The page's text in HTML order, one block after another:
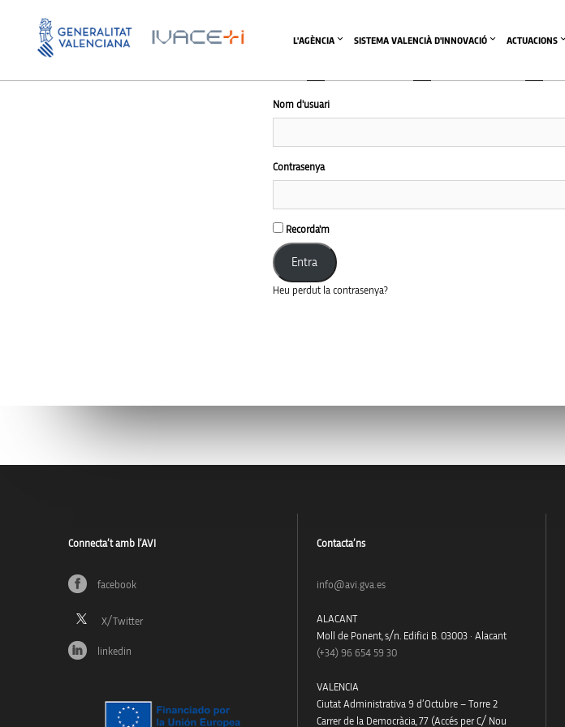
L'AGÈNCIA SISTEMA VALENCIÀ D'INNOVACIÓ ACTUACIONS
Nom d'usuari
Contrasenya
Recorda'm
Heu perdut la contrasenya?
Connecta’t amb l’AVI
facebook
linkedin
Contacta’ns
info@avi.gva.es
ALACANT
Moll de Ponent, s/n. Edifici B. 03003 · Alacant
(+34) 96 654 59 30
VALENCIA
Ciutat Administrativa 9 d’Octubre – Torre 2
Carrer de la Democràcia, 77 (Accés per C/ Nou